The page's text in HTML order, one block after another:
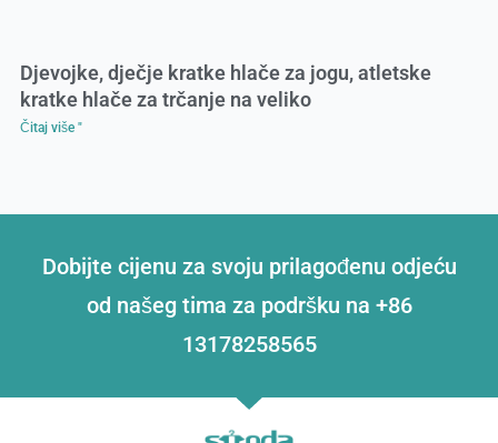
Djevojke, dječje kratke hlače za jogu, atletske
kratke hlače za trčanje na veliko
Čitaj više "
Dobijte cijenu za svoju prilagođenu odjeću
od našeg tima za podršku na +86
13178258565